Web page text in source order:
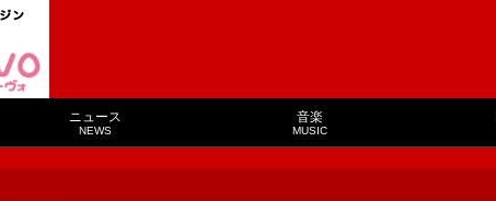
ニュース
NEWS
音楽
MUSIC